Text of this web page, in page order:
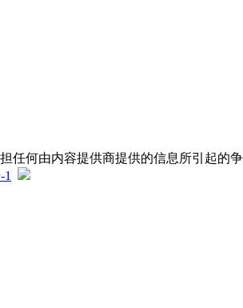
任何由内容提供商提供的信息所引起的
1